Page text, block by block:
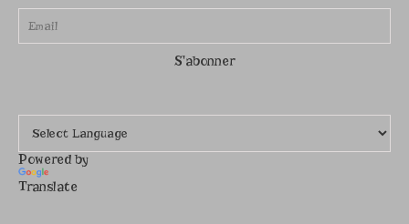
Powered by
Translate